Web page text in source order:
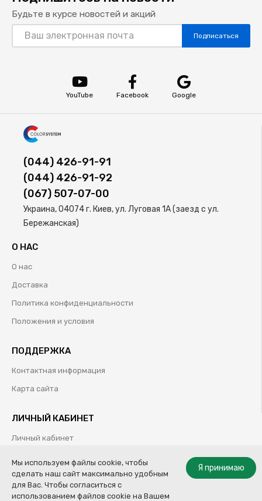
Будьте в курсе новостей и акций
Подписаться
YouTube Facebook Google
(044) 426-91-91
(044) 426-91-92
(067) 507-07-00
Украина, 04074 г. Киев, ул. Луговая 1А (заезд с ул.
Бережанская)
О НАС
О нас
Доставка
Политика конфиденциальности
Положения и условия
ПОДДЕРЖКА
Контактная информация
Карта сайта
ЛИЧНЫЙ КАБИНЕТ
Личный кабинет
Избранные товары
Я принимаю
Мы используем файлы cookie, чтобы
сделать наш сайт максимально удобным
для Вас. Чтобы согласиться с
использованием файлов cookie на Вашем